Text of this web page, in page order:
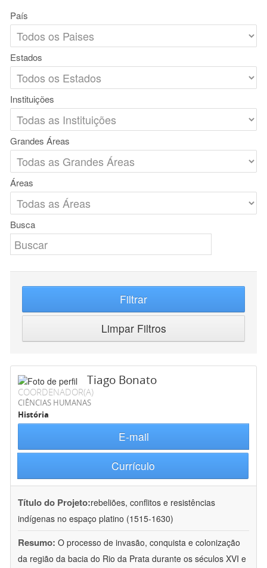
País
Estados
Instituições
Grandes Áreas
Áreas
Busca
Filtrar
Limpar Filtros
Tiago Bonato
COORDENADOR(A)
CIÊNCIAS HUMANAS
História
E-mail
Currículo
Título do Projeto:rebeliões, conflitos e resistências
indígenas no espaço platino (1515-1630)
Resumo: O processo de invasão, conquista e colonização
da região da bacia do Rio da Prata durante os séculos XVI e